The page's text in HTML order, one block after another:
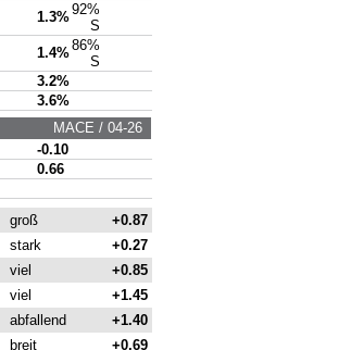
1.3%92%
S
1.4%86%
S
3.2%
3.6%
MACE / 04-26
-0.10
0.66
groß
+0.87
stark
+0.27
viel
+0.85
viel
+1.45
abfallend
+1.40
breit +0.69